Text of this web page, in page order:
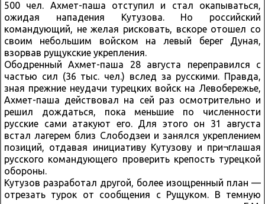
500 чел. Ахмет-паша отступил и стал окапываться,
ожидая нападения Кутузова. Но российский
командующий, не желая рисковать, вскоре отошел со
своим небольшим войском на левый берег Дуная,
взорвав рущукские укрепления.
Ободренный Ахмет-паша 28 августа переправился с
частью сил (36 тыс. чел.) вслед за русскими. Правда,
зная прежние неудачи турецких войск на Левобережье,
Ахмет-паша действовал на сей раз осмотрительно и
решил дождаться, пока меньшие по численности
русские сами атакуют его. Для этого он 31 августа
встал лагерем близ Слободзеи и занялся укреплением
позиций, отдавая инициативу Кутузову и при¬глашая
русского командующего проверить крепость турецкой
обороны.
Кутузов разработал другой, более изощренный план —
отрезать турок от сообщения с Рущуком. В темную